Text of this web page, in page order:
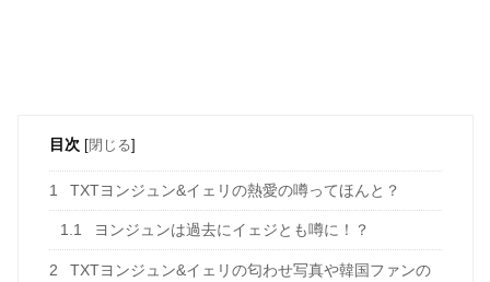
目次 [閉じる]
1 TXTヨンジュン&イェリの熱愛の噂ってほんと？
1.1 ヨンジュンは過去にイェジとも噂に！？
2
TXTヨンジュン&イェリの匂わせ写真や韓国ファンの